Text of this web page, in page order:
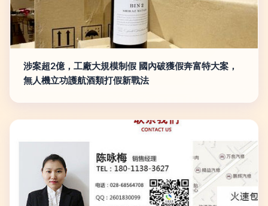
涉案超2億，工廠大規模制假 國內破獲假奔富特大案，
無人機立功護航酒類打假新戰法